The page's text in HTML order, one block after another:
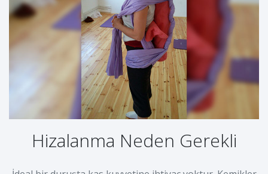
Hizalanma Neden Gerekli